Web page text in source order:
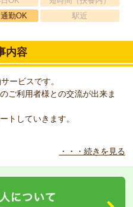
勤OK 駅近
内容
ービスです。
ご利用者様との交流が出来ま
トしていきます。
ービスの複合施設になります。
・・・続きを見る